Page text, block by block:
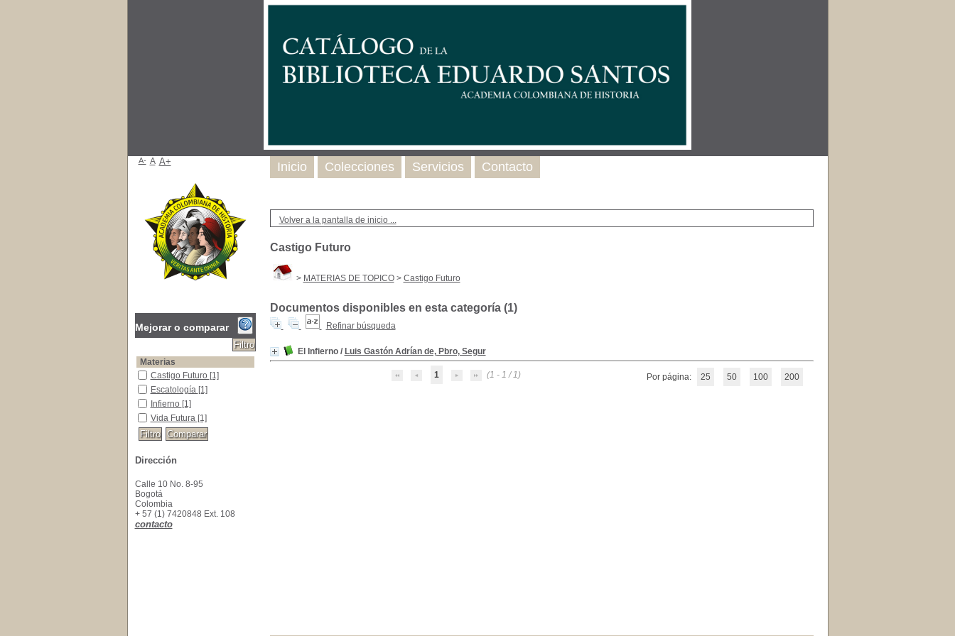
Volver a la pantalla de inicio ...
Castigo Futuro
> MATERIAS DE TOPICO> Castigo Futuro
Documentos disponibles en esta categoría (1)
Refinar búsqueda
El Infierno / Luis Gastón Adrían de, Pbro, Segur
1 (1 - 1 / 1) Por página: 25 50 100 200
Inicio Colecciones Servicios Contacto
A- A A+
Mejorar o comparar
Materias
Castigo Futuro
Castigo Futuro [1]
Escatología
Escatología [1]
InfiernoInfierno [1]
Vida Futura
Vida Futura [1]
Dirección
Calle 10 No. 8-95
Bogotá
Colombia
+ 57 (1) 7420848 Ext. 108
contacto